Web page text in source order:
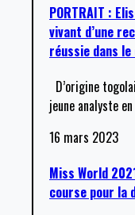
PORTRAIT :
vivant d’une
réussie dans
D’origine
jeune analyste
16 mars 2023
Miss World
course pour la